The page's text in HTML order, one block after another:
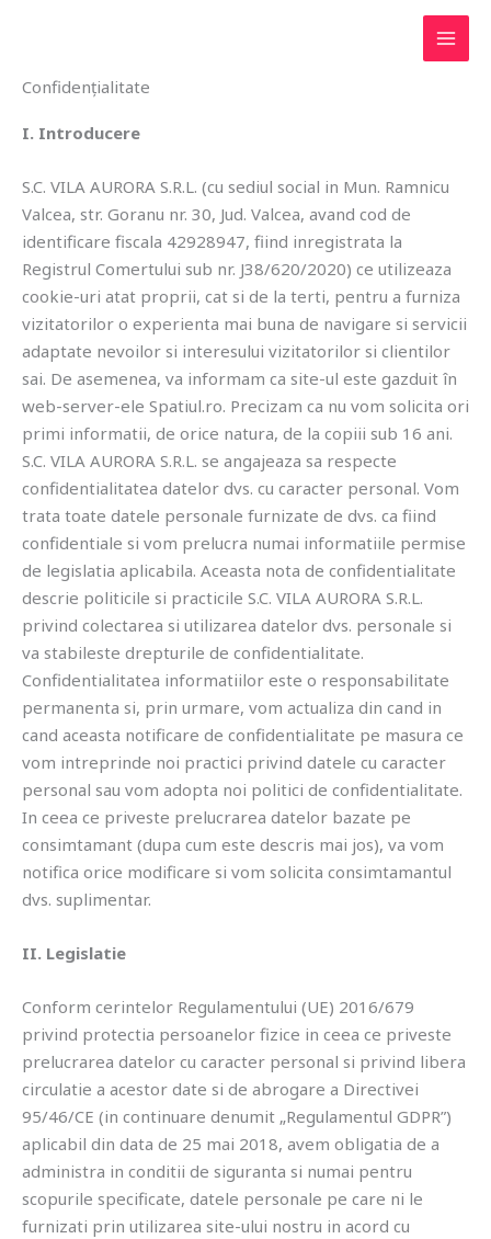
Document de informare a utilizatorilor despre Politica de
Confidențialitate
I. Introducere
S.C. VILA AURORA S.R.L. (cu sediul social in Mun. Ramnicu
Valcea, str. Goranu nr. 30, Jud. Valcea, avand cod de
identificare fiscala 42928947, fiind inregistrata la
Registrul Comertului sub nr. J38/620/2020) ce utilizeaza
cookie-uri atat proprii, cat si de la terti, pentru a furniza
vizitatorilor o experienta mai buna de navigare si servicii
adaptate nevoilor si interesului vizitatorilor si clientilor
sai. De asemenea, va informam ca site-ul este gazduit în
web-server-ele Spatiul.ro. Precizam ca nu vom solicita ori
primi informatii, de orice natura, de la copiii sub 16 ani.
S.C. VILA AURORA S.R.L. se angajeaza sa respecte
confidentialitatea datelor dvs. cu caracter personal. Vom
trata toate datele personale furnizate de dvs. ca fiind
confidentiale si vom prelucra numai informatiile permise
de legislatia aplicabila. Aceasta nota de confidentialitate
descrie politicile si practicile S.C. VILA AURORA S.R.L.
privind colectarea si utilizarea datelor dvs. personale si
va stabileste drepturile de confidentialitate.
Confidentialitatea informatiilor este o responsabilitate
permanenta si, prin urmare, vom actualiza din cand in
cand aceasta notificare de confidentialitate pe masura ce
vom intreprinde noi practici privind datele cu caracter
personal sau vom adopta noi politici de confidentialitate.
In ceea ce priveste prelucrarea datelor bazate pe
consimtamant (dupa cum este descris mai jos), va vom
notifica orice modificare si vom solicita consimtamantul
dvs. suplimentar.
II. Legislatie
Conform cerintelor Regulamentului (UE) 2016/679
privind protectia persoanelor fizice in ceea ce priveste
prelucrarea datelor cu caracter personal si privind libera
circulatie a acestor date si de abrogare a Directivei
95/46/CE (in continuare denumit „Regulamentul GDPR”)
aplicabil din data de 25 mai 2018, avem obligatia de a
administra in conditii de siguranta si numai pentru
scopurile specificate, datele personale pe care ni le
furnizati prin utilizarea site-ului nostru in acord cu